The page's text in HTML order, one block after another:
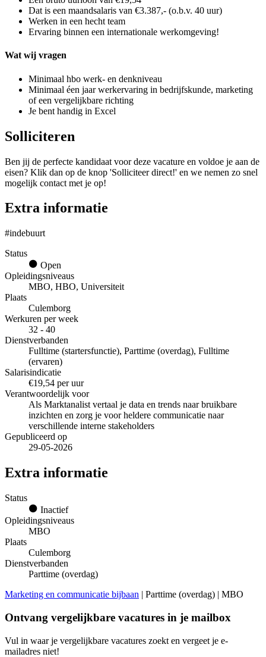
Dat is een maandsalaris van €3.387,- (o.b.v. 40 uur)
Werken in een hecht team
Ervaring binnen een internationale werkomgeving!
Wat wij vragen
Minimaal hbo werk- en denkniveau
Minimaal éen jaar werkervaring in bedrijfskunde, marketing
of een vergelijkbare richting
Je bent handig in Excel
Solliciteren
Ben jij de perfecte kandidaat voor deze vacature en voldoe je aan de
eisen? Klik dan op de knop 'Solliciteer direct!' en we nemen zo snel
mogelijk contact met je op!
Extra informatie
#indebuurt
Status
Open
Opleidingsniveaus
MBO, HBO, Universiteit
Plaats
Culemborg
Werkuren per week
32 - 40
Dienstverbanden
Fulltime (startersfunctie), Parttime (overdag), Fulltime
(ervaren)
Salarisindicatie
€19,54 per uur
Verantwoordelijk voor
Als Marktanalist vertaal je data en trends naar bruikbare
inzichten en zorg je voor heldere communicatie naar
verschillende interne stakeholders
Gepubliceerd op
29-05-2026
Extra informatie
Status
Inactief
Opleidingsniveaus
MBO
Plaats
Culemborg
Dienstverbanden
Parttime (overdag)
Marketing en communicatie bijbaan | Parttime (overdag) | MBO
Ontvang vergelijkbare vacatures in je mailbox
Vul in waar je vergelijkbare vacatures zoekt en vergeet je e-
mailadres niet!